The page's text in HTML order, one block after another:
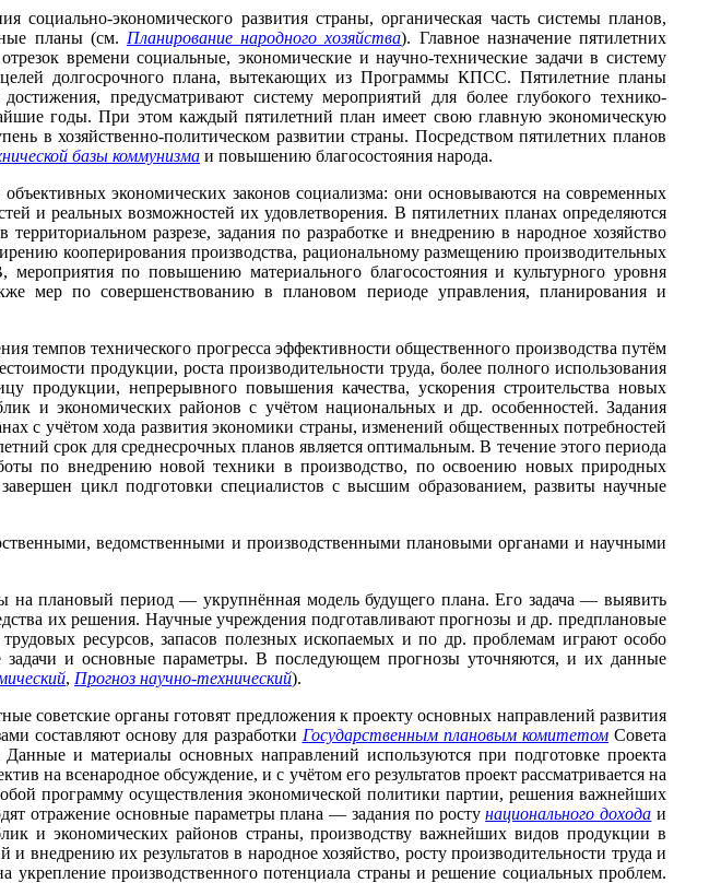
социально-экономического развития страны, органическая часть системы планов,
планы (см. Планирование народного хозяйства). Главное назначение пятилетних
времени социальные, экономические и научно-технические задачи в систему
долгосрочного плана, вытекающих из Программы КПСС. Пятилетние планы
предусматривают систему мероприятий для более глубокого технико-
годы. При этом каждый пятилетний план имеет свою главную экономическую
в хозяйственно-политическом развитии страны. Посредством пятилетних планов
базы коммунизма и повышению благосостояния народа.
экономических законов социализма: они основываются на современных
и реальных возможностей их удовлетворения. В пятилетних планах определяются
разрезе, задания по разработке и внедрению в народное хозяйство
кооперирования производства, рациональному размещению производительных
по повышению материального благосостояния и культурного уровня
мер по совершенствованию в плановом периоде управления, планирования и
технического прогресса эффективности общественного производства путём
продукции, роста производительности труда, более полного использования
продукции, непрерывного повышения качества, ускорения строительства новых
и экономических районов с учётом национальных и др. особенностей. Задания
с учётом хода развития экономики страны, изменений общественных потребностей
срок для среднесрочных планов является оптимальным. В течение этого периода
по внедрению новой техники в производство, по освоению новых природных
цикл подготовки специалистов с высшим образованием, развиты научные
ведомственными и производственными плановыми органами и научными
на плановый период — укрупнённая модель будущего плана. Его задача — выявить
их решения. Научные учреждения подготавливают прогнозы и др. предплановые
ресурсов, запасов полезных ископаемых и по др. проблемам играют особо
и основные параметры. В последующем прогнозы уточняются, и их данные
, Прогноз научно-технический).
советские органы готовят предложения к проекту основных направлений развития
составляют основу для разработки Государственным плановым комитетом Совета
и материалы основных направлений используются при подготовке проекта
всенародное обсуждение, и с учётом его результатов проект рассматривается на
программу осуществления экономической политики партии, решения важнейших
отражение основные параметры плана — задания по ростунационального дохода и
и экономических районов страны, производству важнейших видов продукции в
их результатов в народное хозяйство, росту производительности труда и
производственного потенциала страны и решение социальных проблем.